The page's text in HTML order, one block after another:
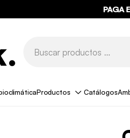
PAGA
Productos Catálogos